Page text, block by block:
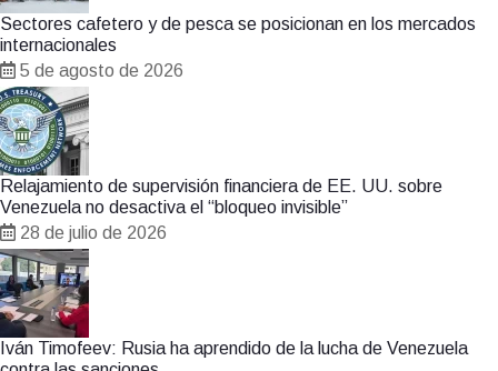
Sectores cafetero y de pesca se posicionan en los mercados
internacionales
5 de agosto de 2026
Relajamiento de supervisión financiera de EE. UU. sobre
Venezuela no desactiva el “bloqueo invisible”
28 de julio de 2026
Iván Timofeev: Rusia ha aprendido de la lucha de Venezuela